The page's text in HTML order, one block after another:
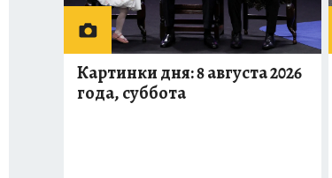
Картинки дня: 8 августа 2026
года, суббота